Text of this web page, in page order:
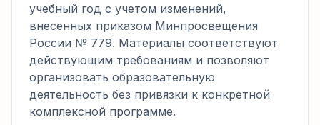
учебный год с учетом изменений,
внесенных приказом Минпросвещения
России № 779. Материалы соответствуют
действующим требованиям и позволяют
организовать образовательную
деятельность без привязки к конкретной
комплексной программе.